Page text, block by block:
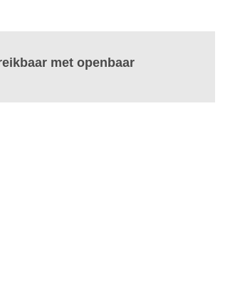
met openbaar